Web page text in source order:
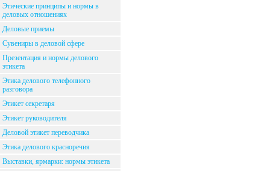
Этические принципы и нормы в
деловых отношениях
Деловые приемы
Сувениры в деловой сфере
Презентация и нормы делового
этикета
Этика делового телефонного
разговора
Этикет секретаря
Этикет руководителя
Деловой этикет переводчика
Этика делового красноречия
Выставки, ярмарки: нормы этикета